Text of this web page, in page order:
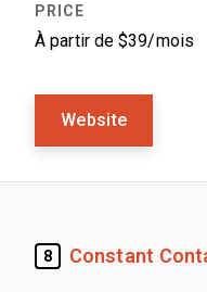
À partir de $39/mois
Website
8 Constant